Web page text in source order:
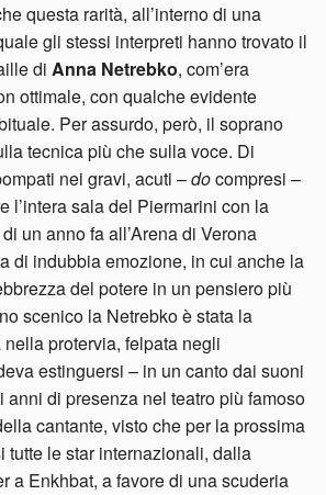
questa rarità, all’interno di una
gli stessi interpreti hanno trovato il
di Anna Netrebko, com’era
ottimale, con qualche evidente
Per assurdo, però, il soprano
tecnica più che sulla voce. Di
nei gravi, acuti –docompresi –
l’intera sala del Piermarini con la
un anno fa all’Arena di Verona
di indubbia emozione, in cui anche la
del potere in un pensiero più
scenico la Netrebko è stata la
protervia, felpata negli
estinguersi – in un canto dai suoni
di presenza nel teatro più famoso
cantante, visto che per la prossima
le star internazionali, dalla
a Enkhbat, a favore di una scuderia